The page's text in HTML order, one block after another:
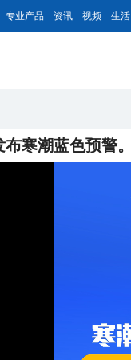
专业产品 资讯 视频 生活
寒潮蓝色预警。